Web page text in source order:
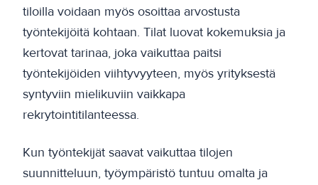
tiloilla voidaan myös osoittaa arvostusta
työntekijöitä kohtaan. Tilat luovat kokemuksia ja
kertovat tarinaa, joka vaikuttaa paitsi
työntekijöiden viihtyvyyteen, myös yrityksestä
syntyviin mielikuviin vaikkapa
rekrytointitilanteessa.
Kun työntekijät saavat vaikuttaa tilojen
suunnitteluun, työympäristö tuntuu omalta ja